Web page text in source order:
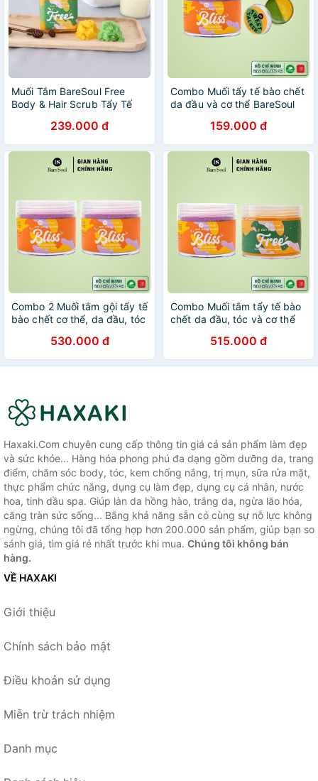
Muối Tắm BareSoul Free
Body & Hair Scrub Tẩy Tế
239.000 đ
Combo Muối tẩy tế bào chết
da đầu và cơ thể BareSoul
300g + Tẩy tế bào chết môi
Sweet Talker 20g
159.000 đ
Combo 2 Muối tắm gội tẩy tế
bào chết cơ thể, da đầu, tóc
Body & Hair Scrub 300gx2
530.000 đ
Combo Muối tắm tẩy tế bào
chết da đầu, tóc và cơ thể
Scrub 300g + FREE Body &
Hair Scrub 300g
515.000 đ
Haxaki.Com chuyên cung cấp thông tin giá cả sản phẩm làm đẹp
và sức khỏe... Hàng hóa phong phú đa dạng gồm dưỡng da, trang
điểm, chăm sóc body, tóc, kem chống nắng, trị mụn, sữa rửa mặt,
thực phẩm chức năng, dụng cụ làm đẹp, dụng cụ cá nhân, nước
hoa, tinh dầu spa. Giúp làn da hồng hào, trắng da, ngừa lão hóa,
căng tràn sức sống... Bằng khả năng sẵn có cùng sự nỗ lực không
ngừng, chúng tôi đã tổng hợp hơn 200.000 sản phẩm, giúp bạn so
sánh giá, tìm giá rẻ nhất trước khi mua. Chúng tôi không bán
hàng.
VỀ HAXAKI
Giới thiệu
Chính sách bảo mật
Điều khoản sử dụng
Miễn trừ trách nhiệm
Danh mục